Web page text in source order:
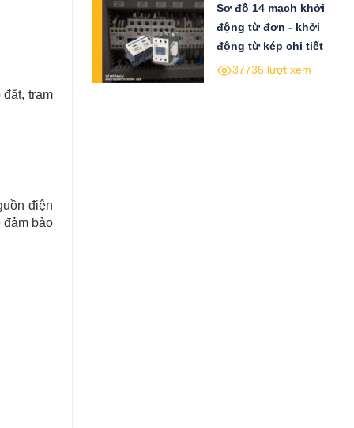
trạm
điện
đảm bảo
Sơ đồ 14 mạch khởi
động từ đơn - khởi
động từ kép chi tiết
37736 lượt xem